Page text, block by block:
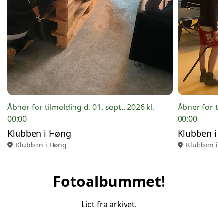
Åbner for tilmelding d. 01. sept.. 2026 kl.
00:00
Klubben i Høng
location_on Klubben i Høng
Åbner for
00:00
Klubben
location_on Klubben
Fotoalbummet!
Lidt fra arkivet.